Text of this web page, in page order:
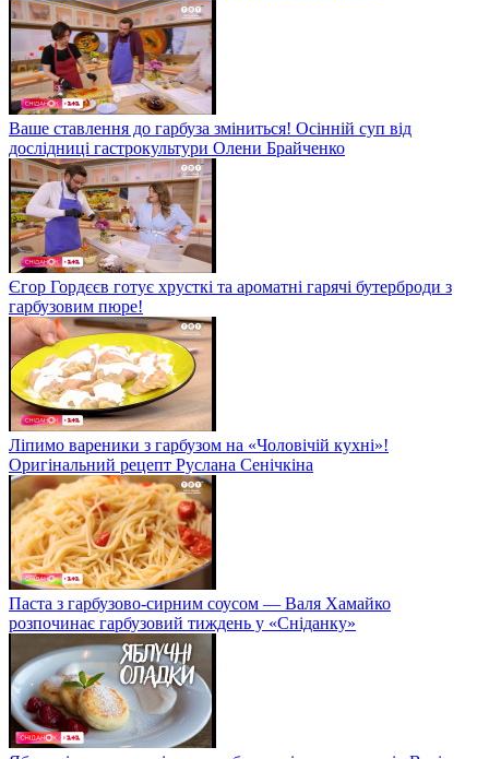
Ваше ставлення до гарбуза зміниться! Осінній суп від
дослідниці гастрокультури Олени Брайченко
Єгор Гордєєв готує хрусткі та ароматні гарячі бутерброди з
гарбузовим пюре!
Ліпимо вареники з гарбузом на «Чоловічій кухні»!
Оригінальний рецепт Руслана Сенічкіна
Паста з гарбузово-сирним соусом — Валя Хамайко
розпочинає гарбузовий тиждень у «Сніданку»